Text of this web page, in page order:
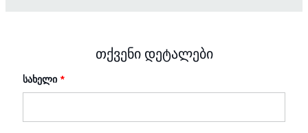
თქვენი დეტალები
სახელი *